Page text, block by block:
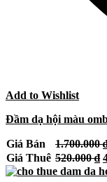
Add to Wishlist
Đầm dạ hội màu
Giá Bán 1.700.000
Giá Thuê 520.000₫